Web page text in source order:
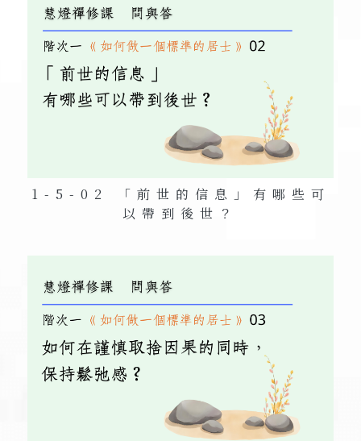
1-5-02 「前世的信息」有哪些可
以帶到後世？